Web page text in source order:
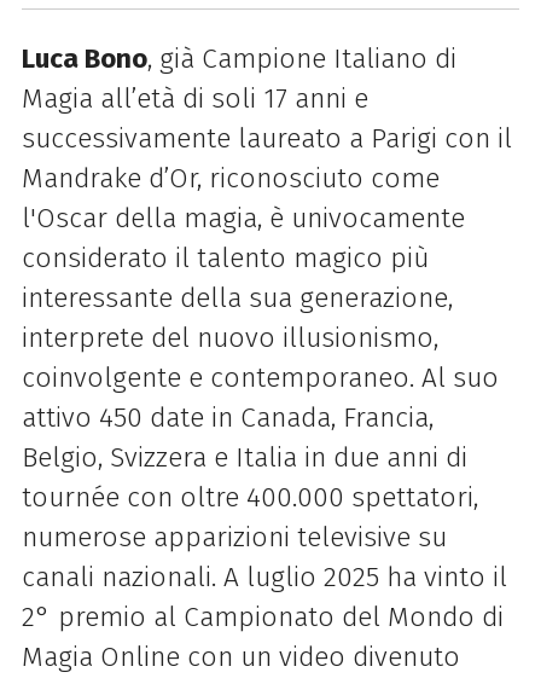
Luca Bono, già Campione Italiano di
Magia all’età di soli 17 anni e
successivamente laureato a Parigi con il
Mandrake d’Or, riconosciuto come
l'Oscar della magia, è univocamente
considerato il talento magico più
interessante della sua generazione,
interprete del nuovo illusionismo,
coinvolgente e contemporaneo. Al suo
attivo 450 date in Canada, Francia,
Belgio, Svizzera e Italia in due anni di
tournée con oltre 400.000 spettatori,
numerose apparizioni televisive su
canali nazionali. A luglio 2025 ha vinto il
2° premio al Campionato del Mondo di
Magia Online con un video divenuto